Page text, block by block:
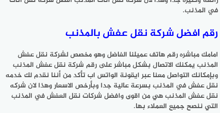
في المذنب.
رقم افضل شركة نقل عفش بالمذنب
امامك مباشره رقم هاتف عميلنا الفاضل وهو مخصص لشركة نقل عفش
المذنب يمكنك الاتصال بشكل مباشر على رقم شركة نقل عفش المذنب
وبإمكانك التواصل معنا عبر ايقونة الواتس اب تأكد من أننا نقدم لك خدمه
نقل عفش في المذنب بسرعة عالية جدا وبأرخص الاسعار وهذا لان شركه
نقل عفش المذنب هي من اقوى وافضل شركات نقل العفش في المذنب
التي ننصح جميع العملاء بها.